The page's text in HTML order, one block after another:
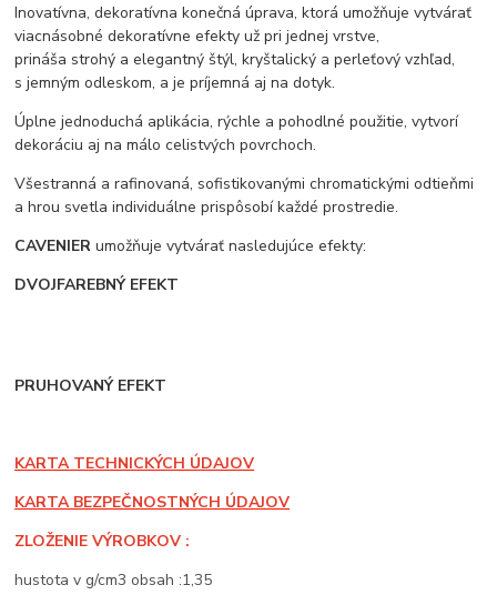
Inovatívna, dekoratívna konečná úprava, ktorá umožňuje vytvárať
viacnásobné dekoratívne efekty už pri jednej vrstve,
prináša strohý a elegantný štýl, kryštalický a perleťový vzhľad,
s jemným odleskom, a je príjemná aj na dotyk.
Úplne jednoduchá aplikácia, rýchle a pohodlné použitie, vytvorí
dekoráciu aj na málo celistvých povrchoch.
Všestranná a rafinovaná, sofistikovanými chromatickými odtieňmi
a hrou svetla individuálne prispôsobí každé prostredie.
CAVENIER umožňuje vytvárať nasledujúce efekty:
DVOJFAREBNÝ EFEKT
PRUHOVANÝ EFEKT
KARTA TECHNICKÝCH ÚDAJOV
KARTA BEZPEČNOSTNÝCH ÚDAJOV
ZLOŽENIE VÝROBKOV :
hustota v g/cm3 obsah :1,35